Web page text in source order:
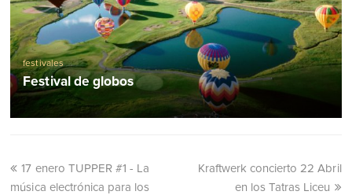
festivales
Festival de globos
17 enero TUPPER #1 - La
música electrónica para los
Kraftwerk concierto 22 Abril
en los Tatras Liceu